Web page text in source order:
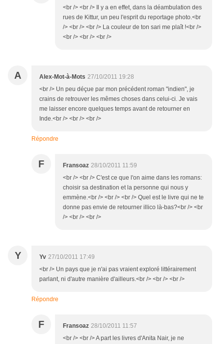
<br /> <br /> Il y a en effet, dans la déambulation des
rues de Kittur, un peu l'esprit du reportage photo.<br
/> <br /> <br /> La couleur de ton sari me plaît !<br />
<br /> <br /> <br />
A Alex-Mot-à-Mots 27/10/2011 19:28
<br /> Un peu déçue par mon précédent roman "indien", je
crains de retrouver les mêmes choses dans celui-ci. Je vais
me laisser encore quelques temps avant de retourner en
Inde.<br /> <br /> <br />
Répondre
F Fransoaz 28/10/2011 11:59
<br /> <br /> C'est ce que l'on aime dans les romans:
choisir sa destination et la personne qui nous y
emmène.<br /> <br /> <br /> Quel est le livre qui ne te
donne pas envie de retourner illico là-bas?<br /> <br
/> <br /> <br />
Y Yv 27/10/2011 17:49
<br /> Un pays que je n'ai pas vraient exploré littérairement
parlant, ni d'autre manière d'ailleurs.<br /> <br /> <br />
Répondre
F Fransoaz 28/10/2011 11:57
<br /> <br /> A part les livres d'Anita Nair, je ne